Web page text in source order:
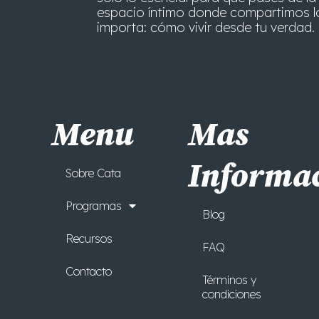
espacio íntimo donde compartimos
importa: cómo vivir desde tu verdad.
Menu
Sobre Cata
Programas
Recursos
Contacto
Mas
Blog
FAQ
Términos y
condiciones